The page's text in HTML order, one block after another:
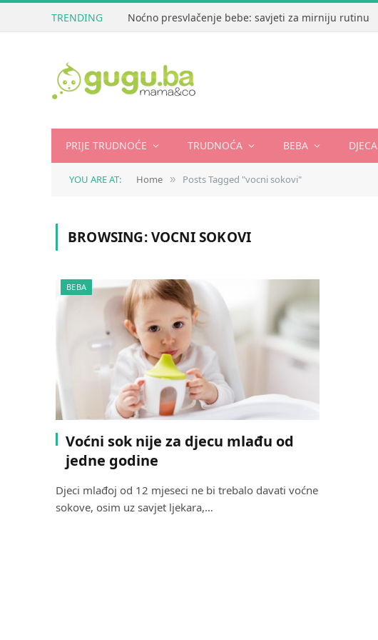
TRENDING Noćno presvlačenje bebe: savjeti za mirniju rutinu
PRIJE TRUDNOĆE TRUDNOĆA BEBA DJECA
YOU ARE AT: Home » Posts Tagged "vocni sokovi"
BROWSING:VOCNI SOKOVI
BEBA
Voćni sok nije za djecu mlađu od
jedne godine
Djeci mlađoj od 12 mjeseci ne bi trebalo davati voćne
sokove, osim uz savjet ljekara,…